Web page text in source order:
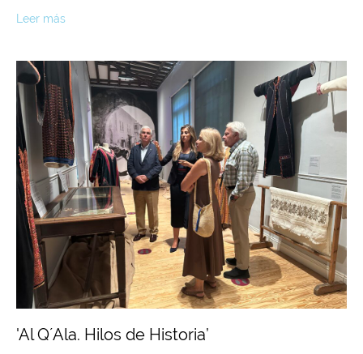
Leer más
'Al Q´Ala. Hilos de Historia’